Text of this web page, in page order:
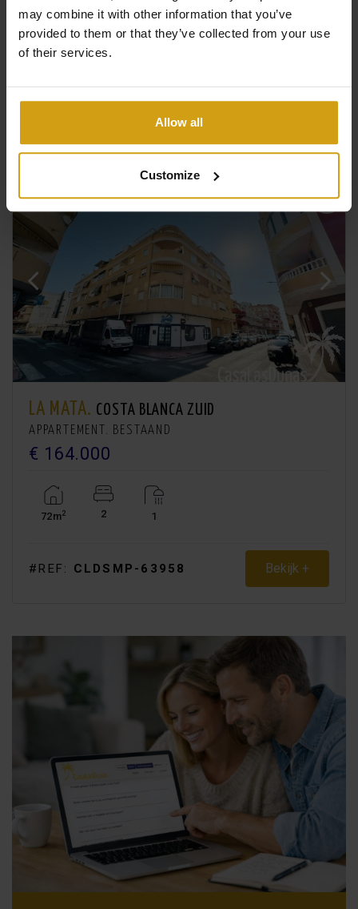
may combine it with other information that you’ve
provided to them or that they’ve collected from your use
of their services.
Allow all
Customize
59m2 2
LA MATA. COSTA BLANCA ZUID
APPARTEMENT. BESTAAND
€ 164.000
72m2 2 1
#REF: CLDSMP-63958 Bekijk +